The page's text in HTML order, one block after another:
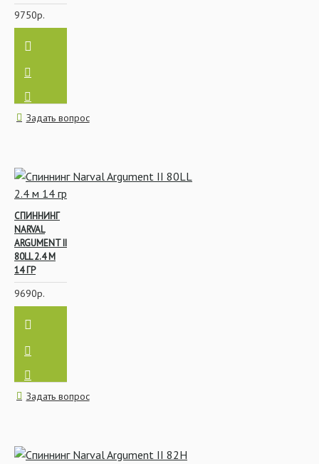
9750р.
Задать вопрос
СПИННИНГ
NARVAL
ARGUMENT II
80LL 2.4 М
14 ГР
9690р.
Задать вопрос